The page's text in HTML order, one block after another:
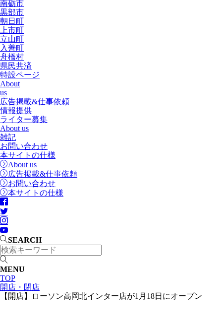
南砺市
黒部市
朝日町
上市町
立山町
入善町
舟橋村
県民共済
特設ページ
About
us
広告掲載&仕事依頼
情報提供
ライター募集
About us
雑記
お問い合わせ
本サイトの仕様
About us
広告掲載&仕事依頼
お問い合わせ
本サイトの仕様
SEARCH
MENU
TOP
開店・閉店
【開店】ローソン高岡北インター店が1月18日にオープン